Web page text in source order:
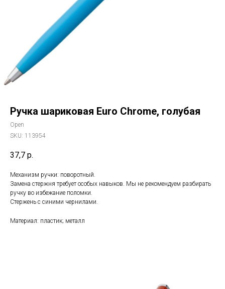
Ручка шариковая Euro Chrome, голубая
Open
SKU: 113954
37,7 р.
Механизм ручки: поворотный.
Замена стержня требует особых навыков. Мы не рекомендуем разбирать
ручку во избежание поломки.
Стержень с синими чернилами.
Материал: пластик; металл